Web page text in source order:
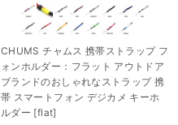
CHUMS チャムス 携帯ストラップ フ
ォンホルダー：フラット アウトドア
ブランドのおしゃれなストラップ 携
帯 スマートフォン デジカメ キーホ
ルダー [flat]